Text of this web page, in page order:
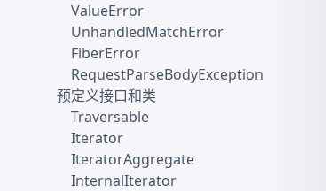
ValueError
UnhandledMatchError
FiberError
RequestParseBodyException
预定义接口和类
Traversable
Iterator
IteratorAggregate
InternalIterator